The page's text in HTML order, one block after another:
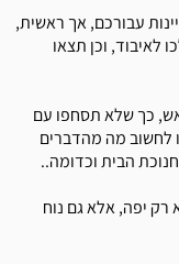
עבורכם, אך ראשית,
וכן תצאו
כך שלא תסחפו עם
לחשוב מה מהדברים
הבית וכדומה..
רק יפה, אלא גם נוח